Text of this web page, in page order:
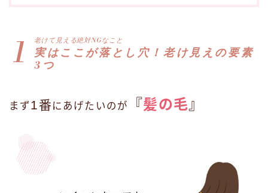
1 老けて見える絶対NGなこと
実はここが落とし穴！老け見えの要素
3つ
まず 1番 にあげたいのが 『髪の毛 』